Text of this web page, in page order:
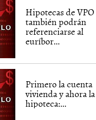
Hipotecas de VPO
también podrán
referenciarse al
euríbor...
Primero la cuenta
vivienda y ahora la
hipoteca:...